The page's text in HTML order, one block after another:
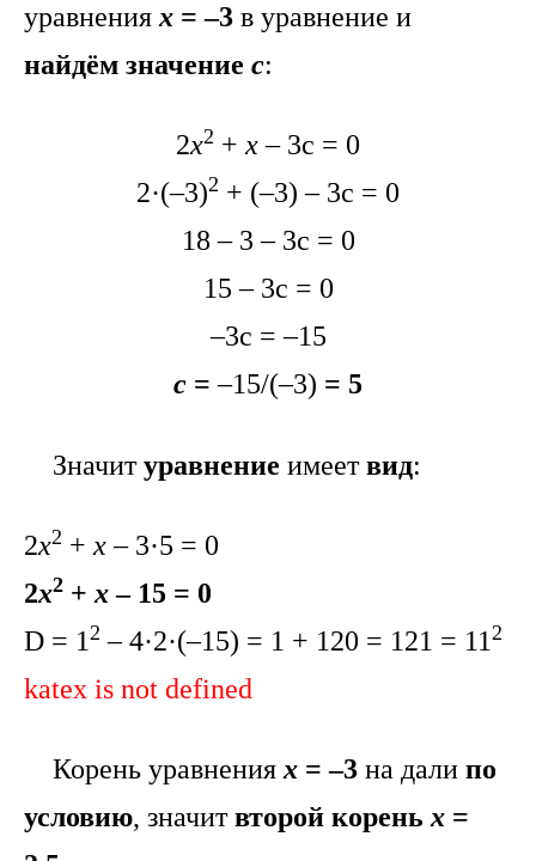
уравнения х = –3 в уравнение и
найдём значение с:
2х2 +х– 3с = 0
2·(–3)2 + (–3) – 3с = 0
18 – 3 – 3с = 0
15 – 3с = 0
–3с = –15
с = –15/(–3) = 5
Значитуравнение имеетвид:
2х2 + х– 3·5 = 0
2х2 + х– 15 = 0
D = 1 2 – 4·2·(–15) = 1 + 120 = 121 = 11 2
katex is not defined
Корень уравнения х = –3 на дали по
условию, значитвторой корень х =